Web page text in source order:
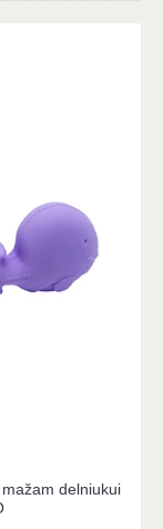
delniukui